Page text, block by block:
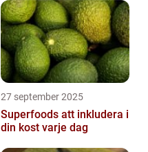
27 september 2025
Superfoods att inkludera i
din kost varje dag